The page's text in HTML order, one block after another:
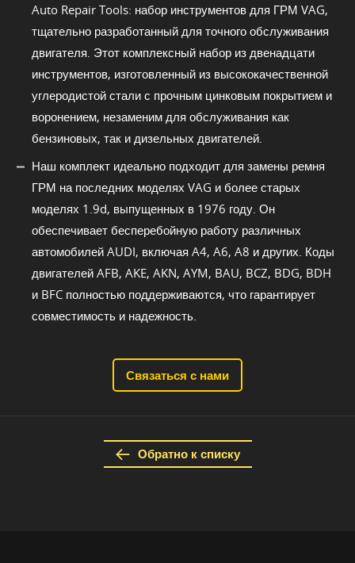
Auto Repair Tools: набор инструментов для ГРМ VAG,
тщательно разработанный для точного обслуживания
двигателя. Этот комплексный набор из двенадцати
инструментов, изготовленный из высококачественной
углеродистой стали с прочным цинковым покрытием и
воронением, незаменим для обслуживания как
бензиновых, так и дизельных двигателей.
Наш комплект идеально подходит для замены ремня
ГРМ на последних моделях VAG и более старых
моделях 1.9d, выпущенных в 1976 году. Он
обеспечивает бесперебойную работу различных
автомобилей AUDI, включая A4, A6, A8 и других. Коды
двигателей AFB, AKE, AKN, AYM, BAU, BCZ, BDG, BDH
и BFC полностью поддерживаются, что гарантирует
совместимость и надежность.
Связаться с нами
Обратно к списку